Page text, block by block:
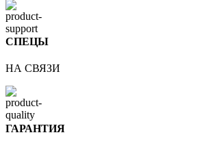
СПЕЦЫ
НА СВЯЗИ
ГАРАНТИЯ